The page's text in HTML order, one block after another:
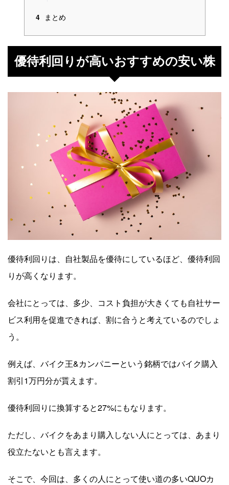
4 まとめ
優待利回りが高いおすすめの安い株
優待利回りは、自社製品を優待にしているほど、優待利回
りが高くなります。
会社にとっては、多少、コスト負担が大きくても自社サー
ビス利用を促進できれば、割に合うと考えているのでしょ
う。
例えば、バイク王&カンパニーという銘柄ではバイク購入
割引1万円分が貰えます。
優待利回りに換算すると27%にもなります。
ただし、バイクをあまり購入しない人にとっては、あまり
役立たないとも言えます。
そこで、今回は、多くの人にとって使い道の多いQUOカ